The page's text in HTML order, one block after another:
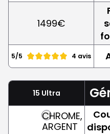
1499€
5/5 4 avis
15 Ultra
CHROME,
ARGENT